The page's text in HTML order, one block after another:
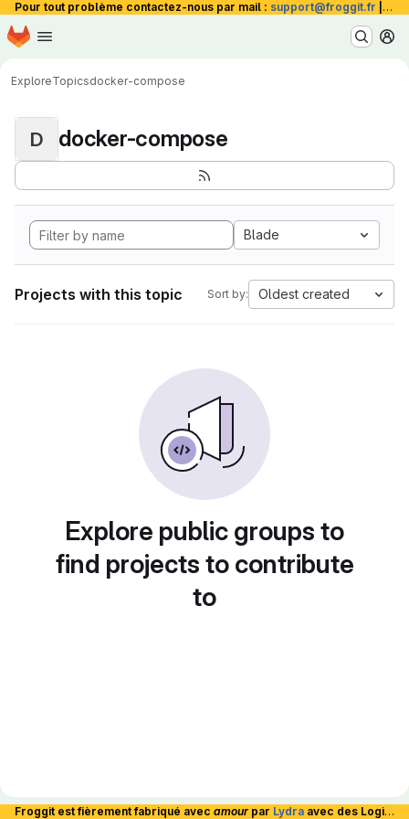
Pour tout problème contactez-nous par mail : support@froggit.fr La
Skip to main content
Homepage
ExploreTopicsdocker-compose
D docker-compose
Blade
Projects with this topic Sort by: Oldest created
Explore public groups to
find projects to contribute
to
Froggit est fièrement fabriqué avec amour par Lydra avec des Logiciels Libres et hébergé en